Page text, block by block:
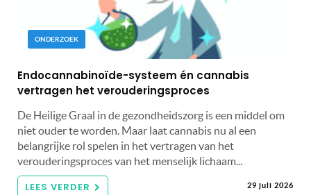
ONDERZOEK
Endocannabinoïde-systeem én cannabis
vertragen het verouderingsproces
De Heilige Graal in de gezondheidszorg is een middel om
niet ouder te worden. Maar laat cannabis nu al een
belangrijke rol spelen in het vertragen van het
verouderingsproces van het menselijk lichaam...
LEES VERDER 29 juli 2026